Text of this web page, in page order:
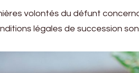
volontés du défunt
légales de succession